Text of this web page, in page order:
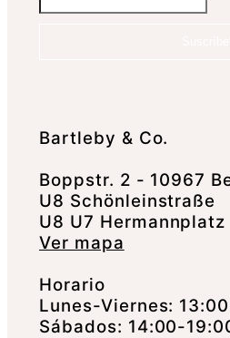
Bartleby & Co.
Boppstr. 2 - 10967
U8 Schönleinstraße
U8 U7 Hermannplatz
Ver mapa
Horario
Lunes-Viernes:
Sábados: 14:00-